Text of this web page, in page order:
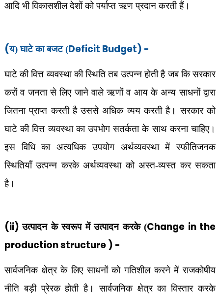
आदि भी विकासशील देशों को पर्याप्त ऋण प्रदान करती हैं।
(य) घाटे का बजट (Deficit Budget) -
घाटे की वित्त व्यवस्था की स्थिति तब उत्पन्न होती है जब कि सरकार
करों व जनता से लिए जाने वाले ऋणों व आय के अन्य साधनों द्वारा
जितना प्राप्त करती है उससे अधिक व्यय करती है। सरकार को
घाटे की वित्त व्यवस्था का उपभोग सतर्कता के साथ करना चाहिए।
इस विधि का अत्यधिक उपयोग अर्थव्यवस्था में स्फीतिजनक
स्थितियाँ उत्पन्न करके अर्थव्यवस्था को अस्त-व्यस्त कर सकता
है।
(ii)उत्पादन के स्वरूप में उत्पादन करके (Change in the
production structure ) -
सार्वजनिक क्षेत्र के लिए साधनों को गतिशील करने में राजकोषीय
नीति बड़ी प्रेरक होती है। सार्वजनिक क्षेत्र का विस्तार करके